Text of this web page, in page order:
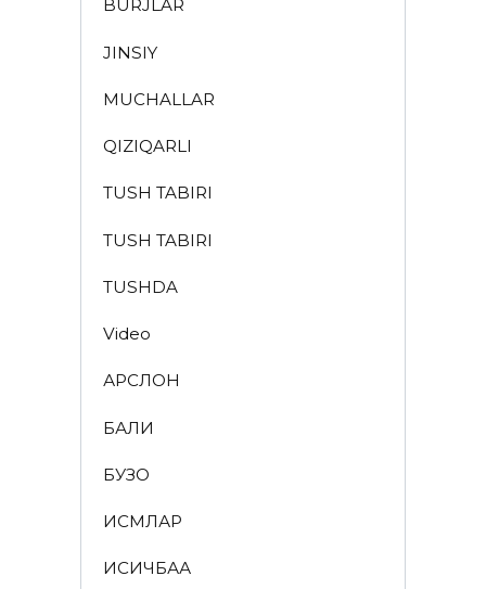
BURJLAR
JINSIY
MUCHALLAR
QIZIQARLI
TUSH TABIRI
TUSH TABIRI
TUSHDA
Video
АРСЛОН
БАЛИҚ
БУЗОҚ
ИСМЛАР
ҚИСҚИЧБАҚА